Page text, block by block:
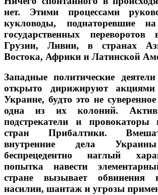
нет. Этими процессами
кукловоды, поднаторевшие
государственных
Грузии, Ливии, в странах
Востока, Африки и Латинской
Западные политические
открыто дирижируют
Украине, будто это не
одна из их колоний.
подстрекатели и
стран Прибалтики.
внутренние дела
беспрецедентно наглый
попытка навести
стране вызывает обвинения
насилии, шантаж и угрозы